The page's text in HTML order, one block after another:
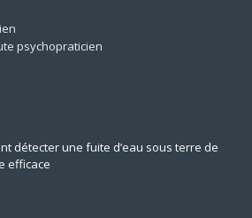
psychopraticien
détecter une fuite d’eau sous terre de
efficace